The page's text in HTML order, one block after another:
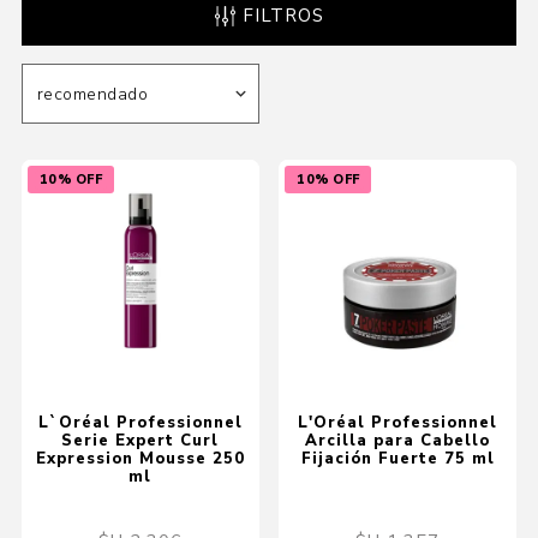
FILTROS
10% OFF
L`Oréal Professionnel
Serie Expert Curl
Expression Mousse 250
ml
10% OFF
L'Oréal Professionnel
Arcilla para Cabello
Fijación Fuerte 75 ml